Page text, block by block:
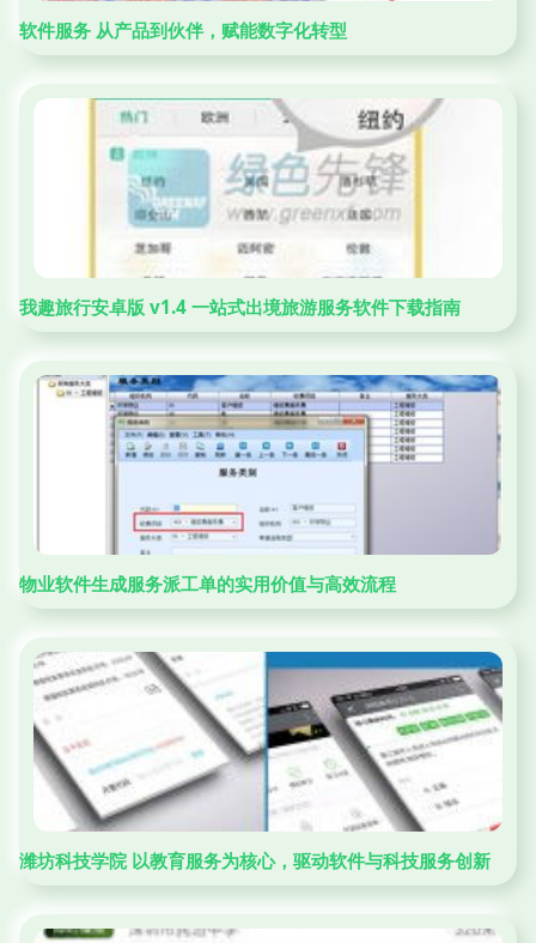
软件服务 从产品到伙伴，赋能数字化转型
我趣旅行安卓版 v1.4 一站式出境旅游服务软件下载指南
物业软件生成服务派工单的实用价值与高效流程
潍坊科技学院 以教育服务为核心，驱动软件与科技服务创新